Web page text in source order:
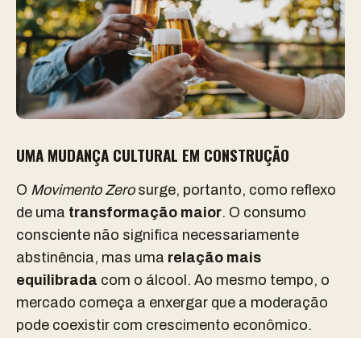
UMA MUDANÇA CULTURAL EM CONSTRUÇÃO
O Movimento Zerosurge, portanto, como reflexo
de uma transformação maior. O consumo
consciente não significa necessariamente
abstinência, mas uma relação mais
equilibrada com o álcool. Ao mesmo tempo, o
mercado começa a enxergar que a moderação
pode coexistir com crescimento econômico.